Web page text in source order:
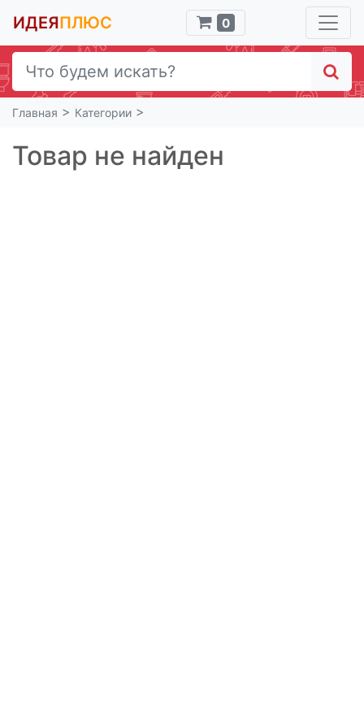
ИДЕЯПЛЮС 0
Главная > Категории >
Товар не найден